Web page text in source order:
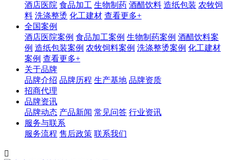
酒店医院 食品加工 生物制药 酒醋饮料 造纸包装 农牧饲
料 洗涤整烫 化工建材 查看更多+
全国案例
酒店医院案例 食品加工案例 生物制药案例 酒醋饮料案
例 造纸包装案例 农牧饲料案例 洗涤整烫案例 化工建材
案例 查看更多+
关于品牌
品牌介绍 品牌历程 生产基地 品牌资质
招商代理
品牌资讯
品牌动态 产品新闻 常见问答 行业资讯
服务与联系
服务流程 售后政策 联系我们
